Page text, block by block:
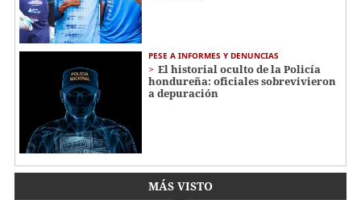
PESE A INFORMES Y DENUNCIAS
El historial oculto de la Policía
hondureña: oficiales sobrevivieron
a depuración
MÁS VISTO